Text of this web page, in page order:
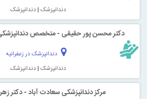
دندانپزشک |دندانپزشک
دکتر محسن پور حقیقی - متخصص
دندانپزشک در زعفرانیه
دندانپزشک |دندانپزشک
مرکز دندانپزشکی سعادت آباد - دکتر